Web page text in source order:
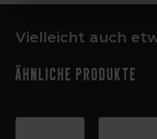
Vielleicht auch
Ähnliche Produkte